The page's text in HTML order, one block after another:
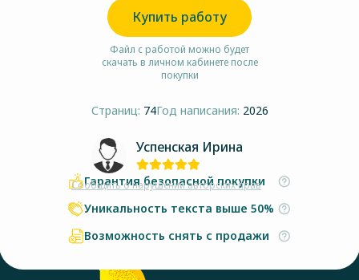
Купить работу
Файл с работой можно будет
скачать в личном кабинете после
покупки
Страниц: 74Год написания: 2026
Успенская Ирина
Сообщить о нарушении авторских прав
Гарантия безопасной покупки
Уникальность текста выше 50%
Возможность снять с продажи